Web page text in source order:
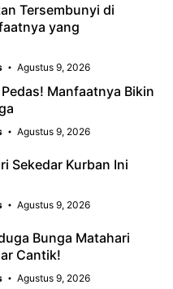
Tersembunyi di
yang
Agustus 9, 2026
Manfaatnya Bikin
Agustus 9, 2026
Sekedar Kurban Ini
Agustus 9, 2026
Bunga Matahari
Cantik!
Agustus 9, 2026